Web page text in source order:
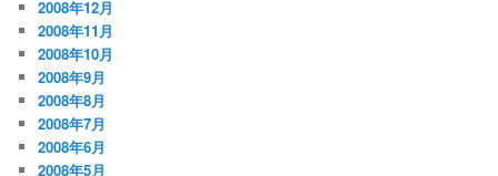
2008年12月
2008年11月
2008年10月
2008年9月
2008年8月
2008年7月
2008年6月
2008年5月